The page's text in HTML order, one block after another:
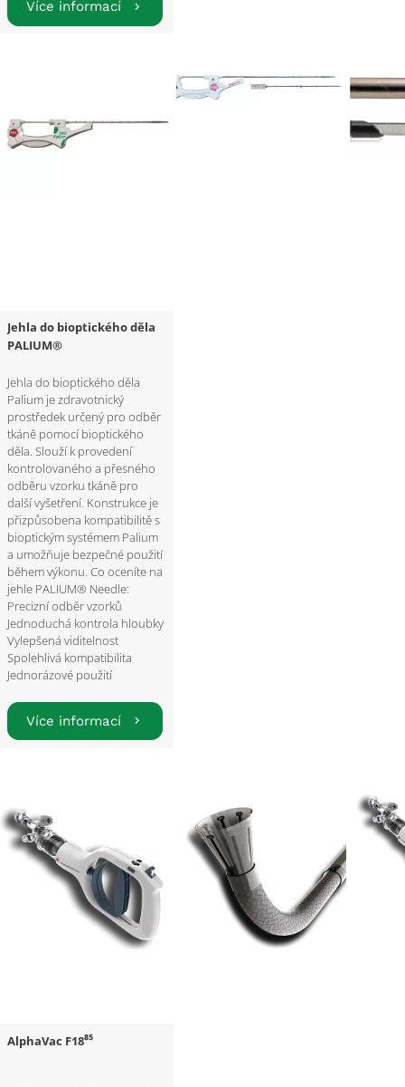
Více informací
Jehla do bioptického děla
PALIUM®
Jehla do bioptického děla
Palium je zdravotnický
prostředek určený pro odběr
tkáně pomocí bioptického
děla. Slouží k provedení
kontrolovaného a přesného
odběru vzorku tkáně pro
další vyšetření. Konstrukce je
přizpůsobena kompatibilitě s
bioptickým systémem Palium
a umožňuje bezpečné použití
během výkonu. Co oceníte na
jehle PALIUM® Needle:
Precizní odběr vzorků
Jednoduchá kontrola hloubky
Vylepšená viditelnost
Spolehlivá kompatibilita
Jednorázové použití
Více informací
AlphaVac F18⁸⁵